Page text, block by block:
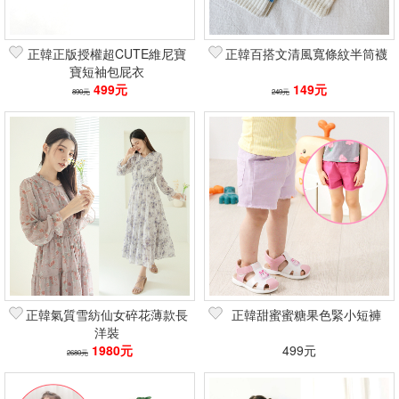
正韓正版授權超CUTE維尼寶
寶短袖包屁衣
890元 499元
正韓百搭文清風寬條紋半筒襪
249元 149元
正韓氣質雪紡仙女碎花薄款長
洋裝
2680元 1980元
正韓甜蜜蜜糖果色緊小短褲
499元